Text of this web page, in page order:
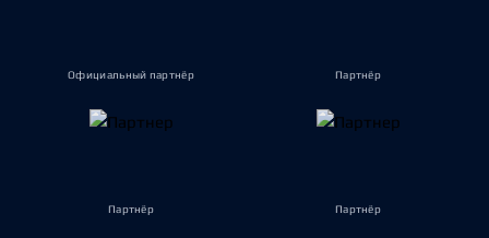
Официальный партнёр Партнёр
Партнёр Партнёр